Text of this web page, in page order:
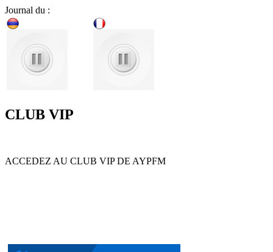
Journal du :
CLUB VIP
ACCEDEZ AU CLUB VIP DE AYPFM